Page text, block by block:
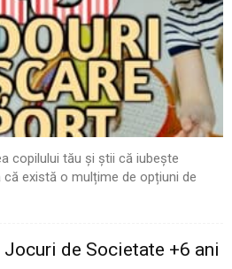
copilului tău și știi că iubește
există o mulțime de opțiuni de
de Societate +6 ani